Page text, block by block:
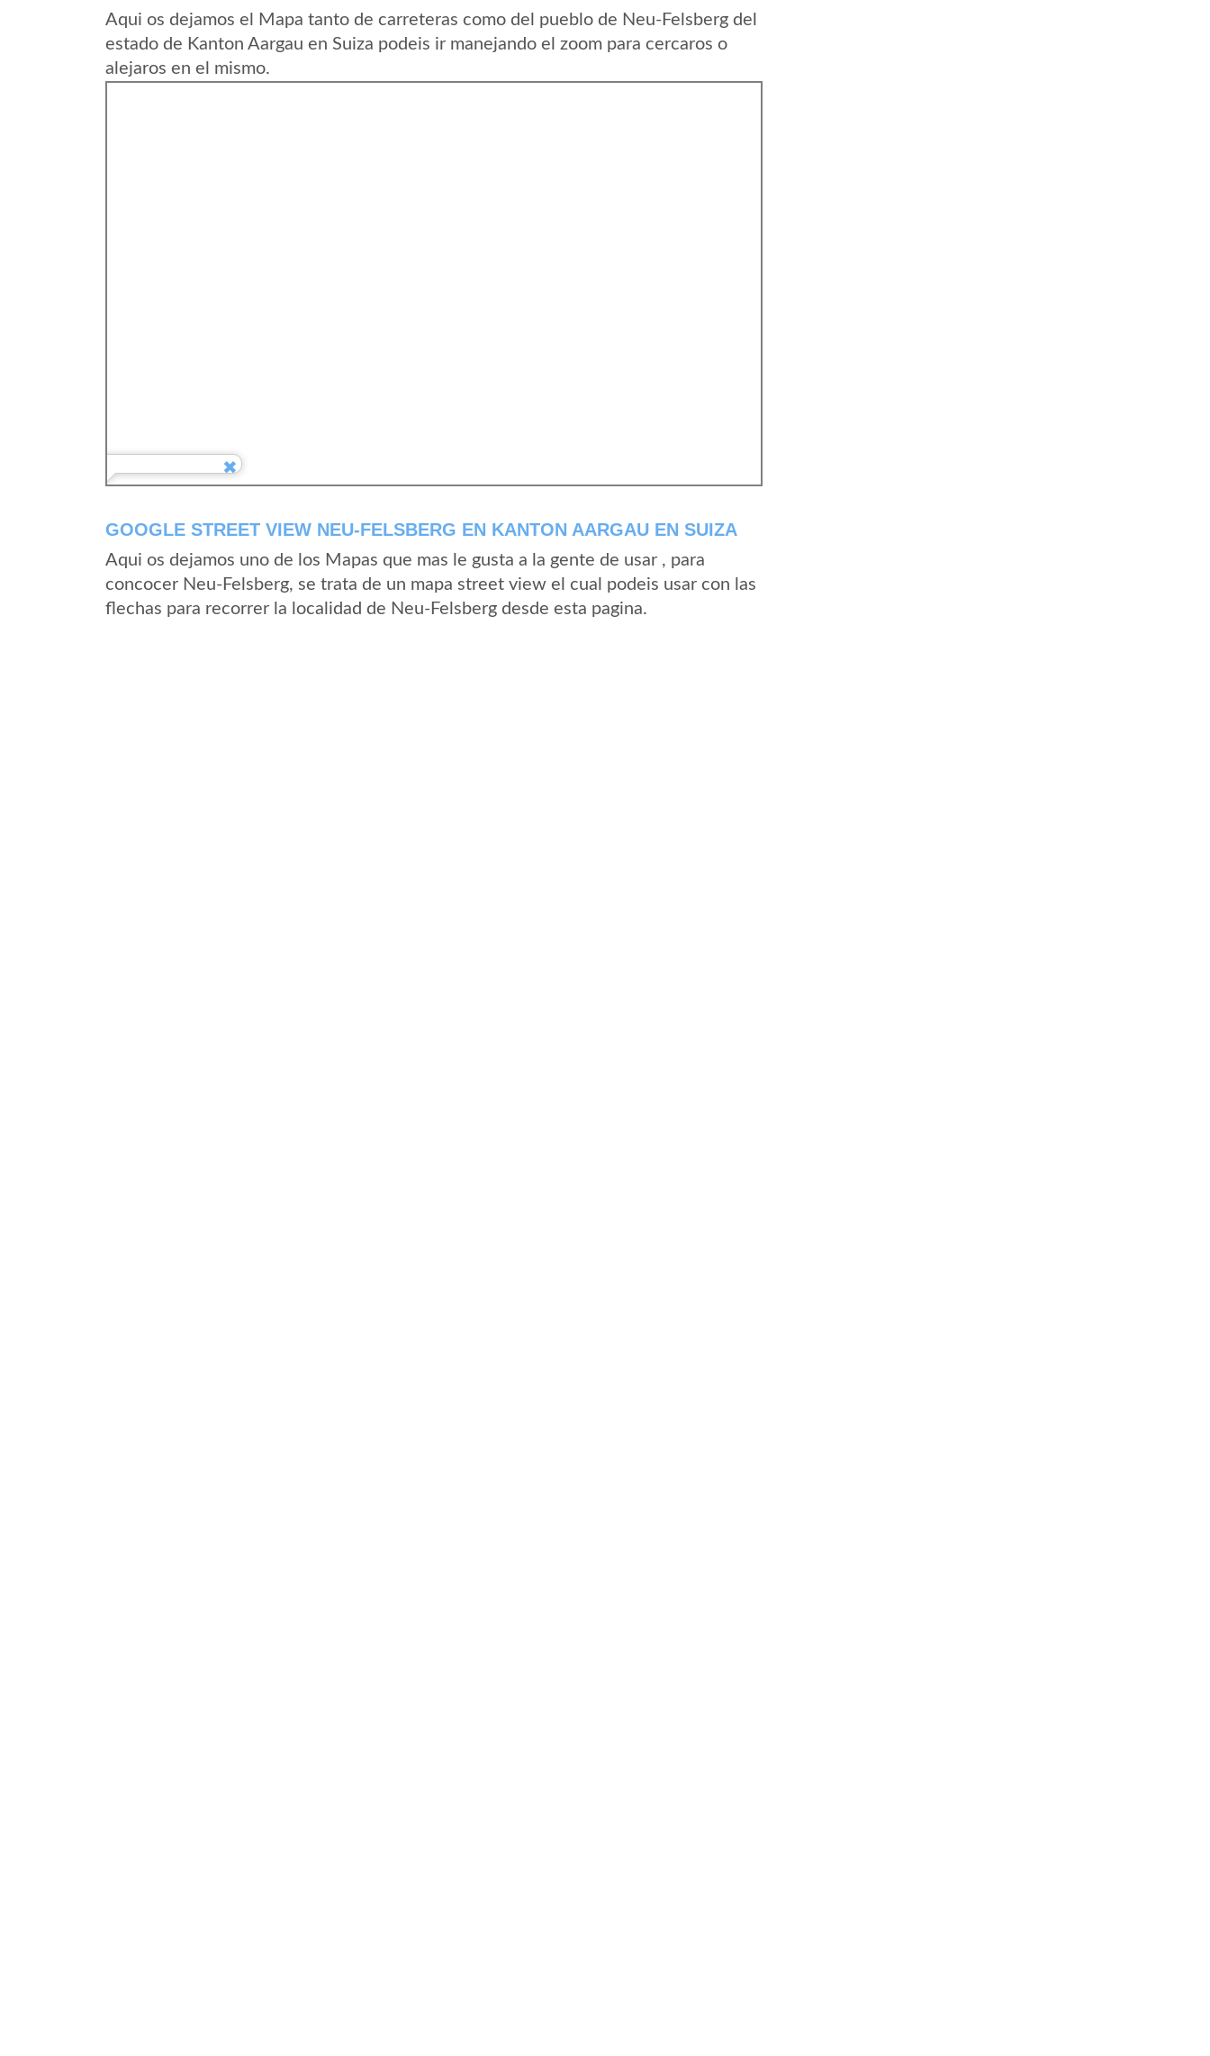
Aqui os dejamos el Mapa tanto de carreteras como del pueblo de Neu-Felsberg del
estado de Kanton Aargau en Suiza podeis ir manejando el zoom para cercaros o
alejaros en el mismo.
GOOGLE STREET VIEW NEU-FELSBERG EN KANTON AARGAU EN SUIZA
Aqui os dejamos uno de los Mapas que mas le gusta a la gente de usar , para
concocer Neu-Felsberg, se trata de un mapa street view el cual podeis usar con las
flechas para recorrer la localidad de Neu-Felsberg desde esta pagina.